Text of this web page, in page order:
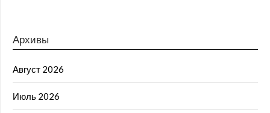
Архивы
Август 2026
Июль 2026